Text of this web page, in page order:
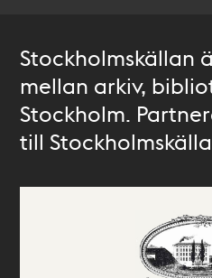
Stockholmskällan
mellan arkiv,
Stockholm.
till